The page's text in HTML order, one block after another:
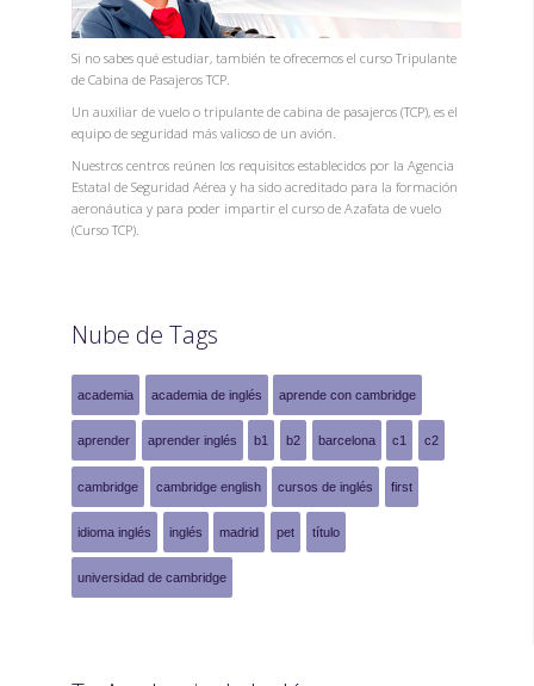
Si no sabes qué estudiar, también te ofrecemos el curso Tripulante
de Cabina de Pasajeros TCP.
Un auxiliar de vuelo o tripulante de cabina de pasajeros (TCP), es el
equipo de seguridad más valioso de un avión.
Nuestros centros reúnen los requisitos establecidos por la Agencia
Estatal de Seguridad Aérea y ha sido acreditado para la formación
aeronáutica y para poder impartir el curso de Azafata de vuelo
(Curso TCP).
Nube de Tags
academia academia de inglés aprende con cambridge
aprender aprender inglés b1 b2 barcelona c1 c2
cambridge cambridge english cursos de inglés first
idioma inglés inglés madrid pet título
universidad de cambridge